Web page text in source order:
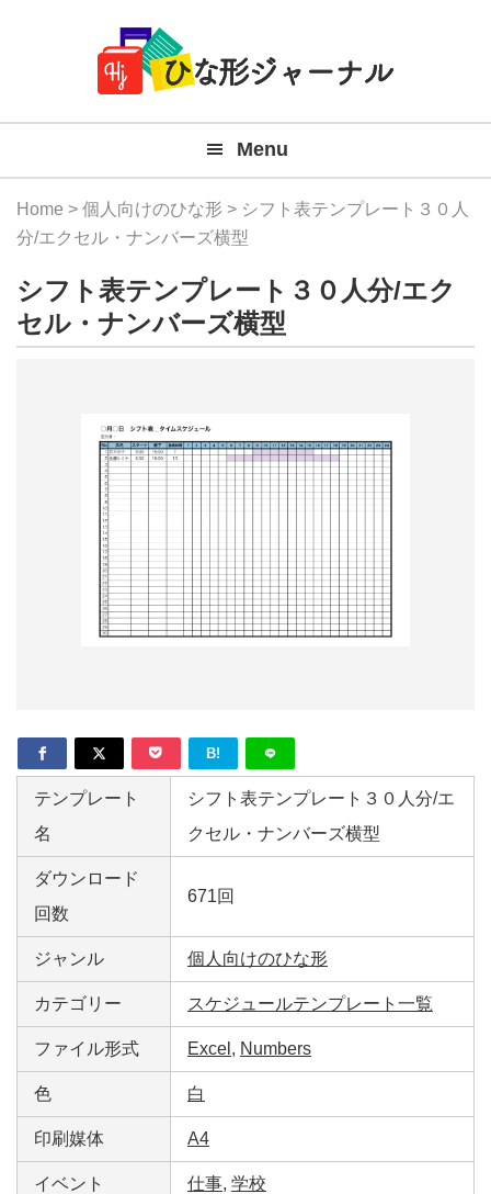
Navigation
料
テ
プ
ー
Menu
Home > 個人向けのひな形 > シフト表テンプレート３０人
分/エクセル・ナンバーズ横型
シフト表テンプレート３０人分/エク
セル・ナンバーズ横型
B!
テンプレート
名
シフト表テンプレート３０人分/エ
クセル・ナンバーズ横型
ダウンロード
回数
671回
ジャンル 個人向けのひな形
カテゴリー スケジュールテンプレート一覧
ファイル形式 Excel , Numbers
色 白
印刷媒体 A4
イベント 仕事, 学校